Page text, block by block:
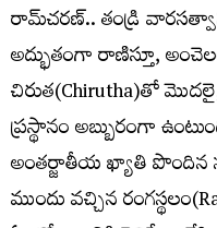
రామ్​చరణ్​.. తండ్రి
అద్భుతంగా రాణిస్తూ,
చిరుత(Chirutha)తో
ప్రస్థానం అబ్బురంగా
అంతర్జాతీయ ఖ్యాతి
ముందు వచ్చిన